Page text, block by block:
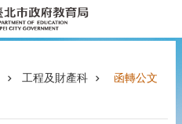
工程及財產科 函轉公文